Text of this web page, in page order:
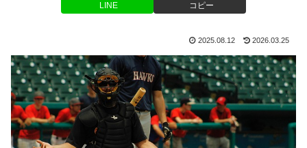
LINE コピー
2025.08.12 2026.03.25